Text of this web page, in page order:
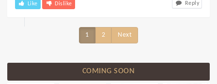
Like Dislike Reply
1 2 Next
COMING SOON